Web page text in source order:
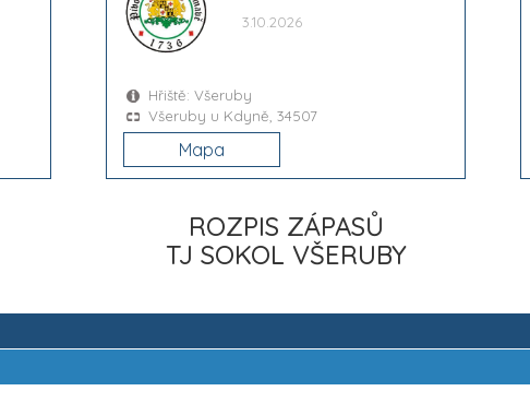
3.10.2026
Hřiště: Všeruby
Všeruby u Kdyně, 34507
Mapa
ROZPIS ZÁPASŮ
TJ SOKOL VŠERUBY